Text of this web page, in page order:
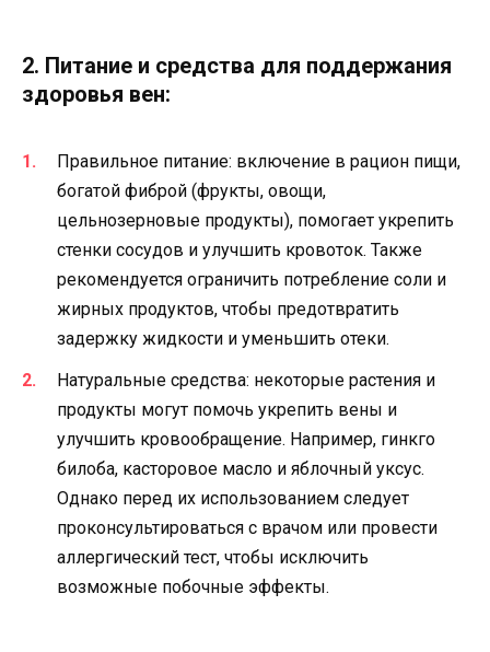
2. Питание и средства для поддержания
здоровья вен:
Правильное питание: включение в рацион пищи,
богатой фиброй (фрукты, овощи,
цельнозерновые продукты), помогает укрепить
стенки сосудов и улучшить кровоток. Также
рекомендуется ограничить потребление соли и
жирных продуктов, чтобы предотвратить
задержку жидкости и уменьшить отеки.
Натуральные средства: некоторые растения и
продукты могут помочь укрепить вены и
улучшить кровообращение. Например, гинкго
билоба, касторовое масло и яблочный уксус.
Однако перед их использованием следует
проконсультироваться с врачом или провести
аллергический тест, чтобы исключить
возможные побочные эффекты.